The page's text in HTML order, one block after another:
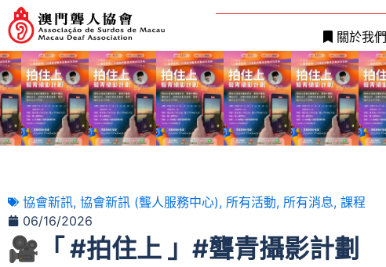
關於我們
協會新訊, 協會新訊 (聾人服務中心), 所有活動, 所有消息, 課程
06/16/2026
🎥「 #拍住上 」#聾青攝影計劃